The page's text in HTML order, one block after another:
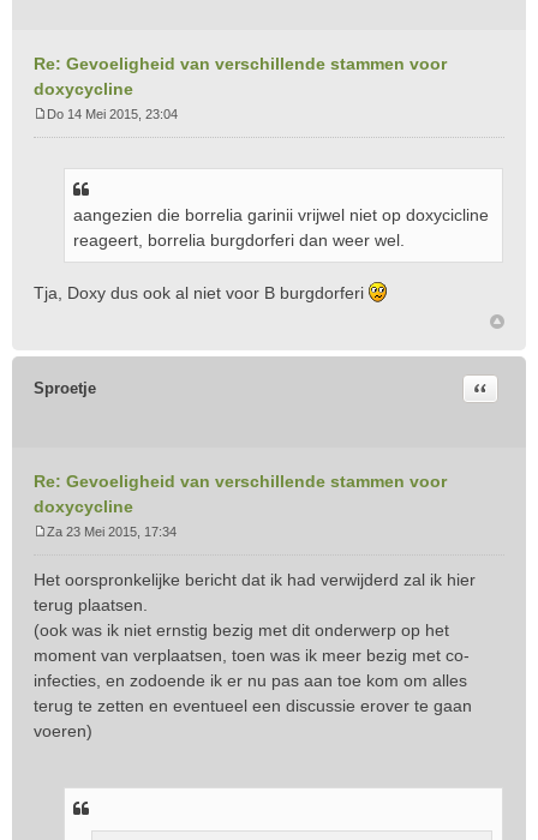
Re: Gevoeligheid van verschillende stammen voor
doxycycline
Do 14 Mei 2015, 23:04
aangezien die borrelia garinii vrijwel niet op doxycicline
reageert, borrelia burgdorferi dan weer wel.
Tja, Doxy dus ook al niet voor B burgdorferi
Sproetje
Re: Gevoeligheid van verschillende stammen voor
doxycycline
Citeer
r
c
h
t
Za 23 Mei 2015, 17:34
Het oorspronkelijke bericht dat ik had verwijderd zal ik hier
terug plaatsen.
(ook was ik niet ernstig bezig met dit onderwerp op het
moment van verplaatsen, toen was ik meer bezig met co-
infecties, en zodoende ik er nu pas aan toe kom om alles
terug te zetten en eventueel een discussie erover te gaan
voeren)